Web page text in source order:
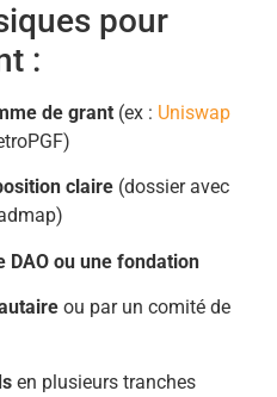
pour
:
de grant (ex : Uniswap
)
claire (dossier avec
DAO ou une fondation
ou par un comité de
en plusieurs tranches